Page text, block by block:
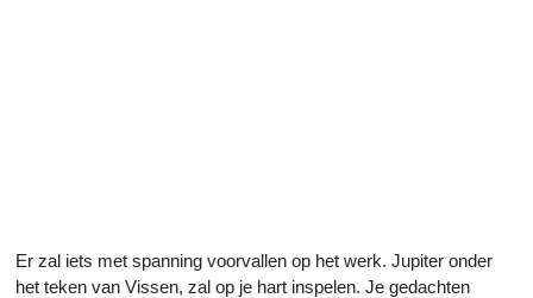
Er zal iets met spanning voorvallen op het werk. Jupiter onder
het teken van Vissen, zal op je hart inspelen. Je gedachten